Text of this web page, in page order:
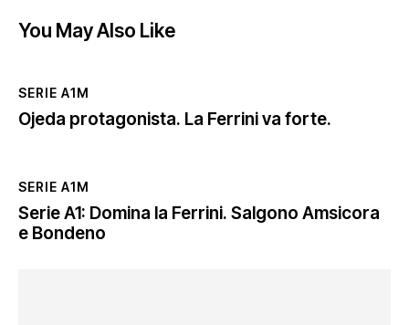
You May Also Like
SERIE A1M
Ojeda protagonista. La Ferrini va forte.
SERIE A1M
Serie A1: Domina la Ferrini. Salgono Amsicora
e Bondeno